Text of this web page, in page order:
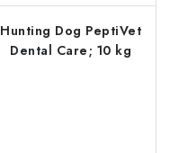
Hunting Dog PeptiVet
Dental Care; 10 kg